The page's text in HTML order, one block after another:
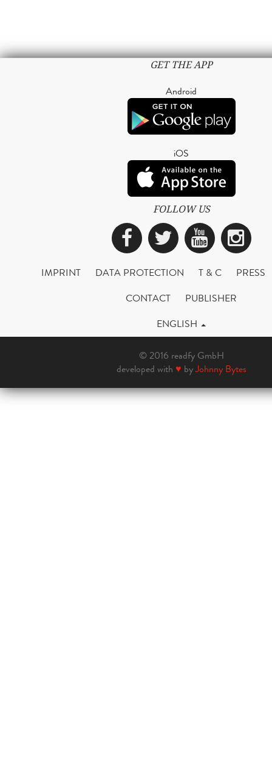
GET THE APP
Android
iOS
FOLLOW US
Facebook
Twitter
IMPRINT DATA PROTECTION T & C
PRESS
CONTACT
PUBLISHER
ENGLISH
© 2016 readfy GmbH
developed with ♥ byJohnny Bytes